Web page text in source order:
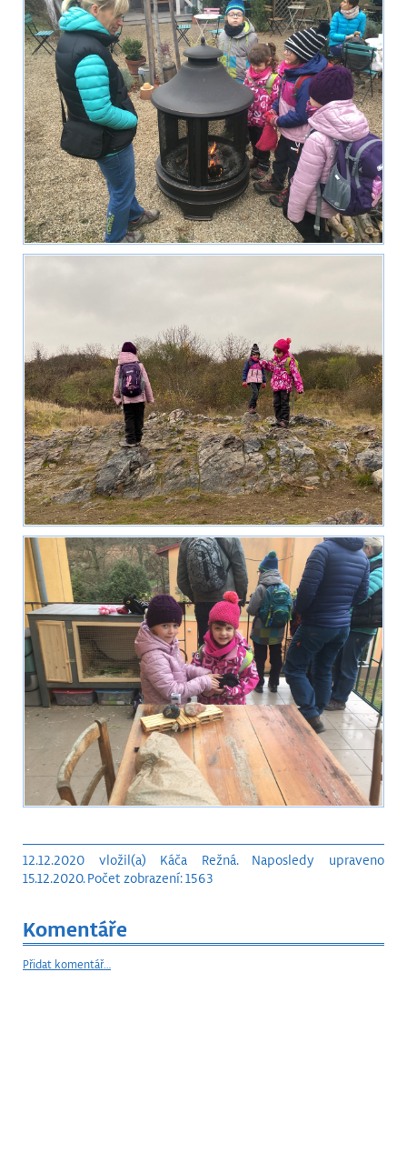
12.12.2020 vložil(a) Káča Režná. Naposledy upraveno
15.12.2020. Počet zobrazení: 1563
Komentáře
Přidat komentář…